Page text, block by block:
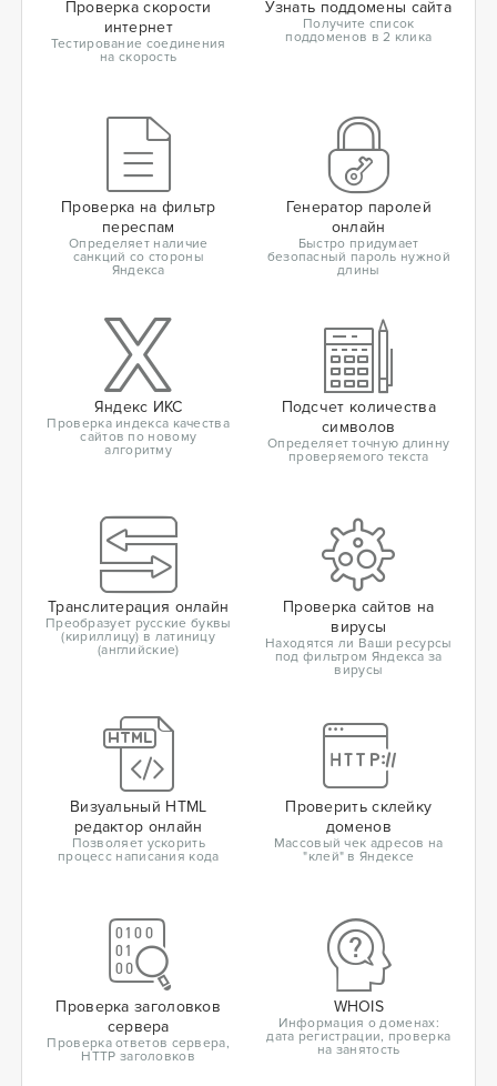
Проверка скорости
интернет
Тестирование соединения
на скорость
Узнать поддомены сайта
Получите список
поддоменов в 2 клика
Проверка на фильтр
переспам
Определяет наличие
санкций со стороны
Яндекса
Генератор паролей
онлайн
Быстро придумает
безопасный пароль нужной
длины
Яндекс ИКС
Проверка индекса качества
сайтов по новому
алгоритму
Подсчет количества
символов
Определяет точную длинну
проверяемого текста
Транслитерация онлайн
Преобразует русские буквы
(кириллицу) в латиницу
(английские)
Проверка сайтов на
вирусы
Находятся ли Ваши ресурсы
под фильтром Яндекса за
вирусы
Визуальный HTML
редактор онлайн
Позволяет ускорить
процесс написания кода
Проверить склейку
доменов
Массовый чек адресов на
"клей" в Яндексе
Проверка заголовков
сервера
Проверка ответов сервера,
HTTP заголовков
WHOIS
Информация о доменах:
дата регистрации, проверка
на занятость